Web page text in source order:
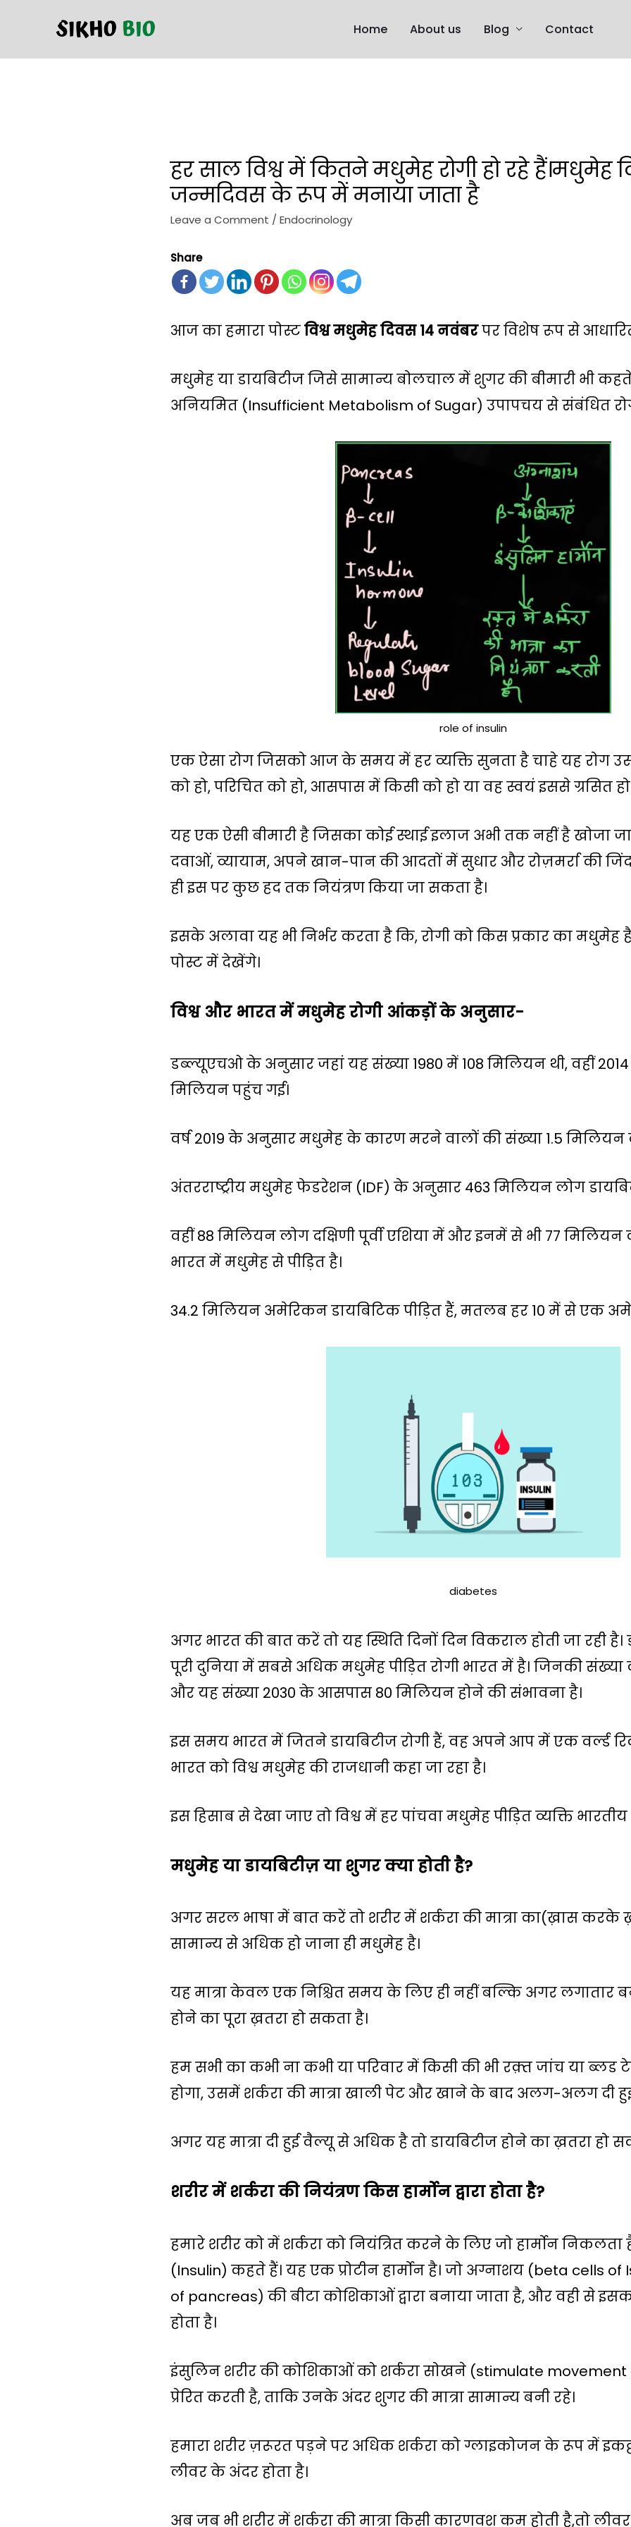
Home About us Blog Contact
हर साल विश्व में कितने मधुमेह रोगी हो रहे
जन्मदिवस के रूप में मनाया जाता है
Leave a Comment /Endocrinology
Share
आज का हमारा पोस्टविश्व मधुमेह दिवस 14 नवंबरपर विशेष रूप से
मधुमेह या डायबिटीज जिसे सामान्य बोलचाल में शुगर की बीमारी भी कहते
अनियमित (Insufficient Metabolism of Sugar) उपापचय से संबंधित
role of insulin
एक ऐसा रोग जिसको आज के समय में हर व्यक्ति सुनता है चाहे यह रोग
को हो, परिचित को हो, आसपास में किसी को हो या वह स्वयं इससे ग्रसित
यह एक ऐसी बीमारी है जिसका कोई स्थाई इलाज अभी तक नहीं है खोजा
दवाओं, व्यायाम, अपने खान-पान की आदतों में सुधार और रोज़मर्रा की
ही इस पर कुछ हद तक नियंत्रण किया जा सकता है।
इसके अलावा यह भी निर्भर करता है कि, रोगी को किस प्रकार का
पोस्ट में देखेंगे।
विश्व और भारत में मधुमेह रोगी आंकड़ों के अनुसार-
डब्ल्यूएचओ के अनुसार जहां यह संख्या 1980 में 108 मिलियन थी, वहीं
मिलियन पहुंच गई।
वर्ष 2019 के अनुसार मधुमेह के कारण मरने वालों की संख्या 1.5
अंतरराष्ट्रीय मधुमेह फेडरेशन (IDF) के अनुसार 463 मिलियन लोग
वहीं 88 मिलियन लोग दक्षिणी पूर्वी एशिया में और इनमें से भी 77
भारत में मधुमेह से पीड़ित है।
34.2 मिलियन अमेरिकन डायबिटिक पीड़ित हैं, मतलब हर 10 में से एक
diabetes
अगर भारत की बात करें तो यह स्थिति दिनों दिन विकराल होती जा रही
पूरी दुनिया में सबसे अधिक मधुमेह पीड़ित रोगी भारत में है। जिनकी
और यह संख्या 2030 के आसपास 80 मिलियन होने की संभावना है।
इस समय भारत में जितने डायबिटीज रोगी हैं, वह अपने आप में एक वर्ल्ड
भारत को विश्व मधुमेह की राजधानी कहा जा रहा है।
इस हिसाब से देखा जाए तो विश्व में हर पांचवा मधुमेह पीड़ित व्यक्ति भारतीय
मधुमेह या डायबिटीज़ या शुगर क्या होती है?
अगर सरल भाषा में बात करें तो शरीर में शर्करा की मात्रा का(ख़ास
सामान्य से अधिक हो जाना ही मधुमेह है।
यह मात्रा केवल एक निश्चित समय के लिए ही नहीं बल्कि अगर लगातार
होने का पूरा ख़तरा हो सकता है।
हम सभी का कभी ना कभी या परिवार में किसी की भी रक़्त जांच या ब्लड
होगा, उसमें शर्करा की मात्रा खाली पेट और खाने के बाद अलग-अलग दी हुई
अगर यह मात्रा दी हुई वैल्यू से अधिक है तो डायबिटीज होने का ख़तरा हो
शरीर में शर्करा की नियंत्रण किस हार्मोन द्वारा होता है?
हमारे शरीर को में शर्करा को नियंत्रित करने के लिए जो हार्मोन निकलता
(Insulin) कहते हैं। यह एक प्रोटीन हार्मोन है। जो अग्नाशय (beta cells
of pancreas) की बीटा कोशिकाओं द्वारा बनाया जाता है, और वही से
होता है।
इंसुलिन शरीर की कोशिकाओं को शर्करा सोखने (stimulate
प्रेरित करती है, ताकि उनके अंदर शुगर की मात्रा सामान्य बनी रहे।
हमारा शरीर ज़रूरत पड़ने पर अधिक शर्करा को ग्लाइकोजन के रूप में
लीवर के अंदर होता है।
अब जब भी शरीर में शर्करा की मात्रा किसी कारणवश कम होती है,तो